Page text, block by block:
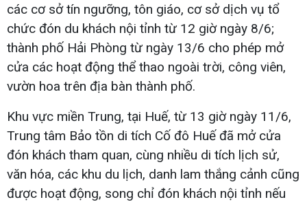
các cơ sở tín ngưỡng, tôn giáo, cơ sở dịch vụ tổ
chức đón du khách nội tỉnh từ 12 giờ ngày 8/6;
thành phố Hải Phòng từ ngày 13/6 cho phép mở
cửa các hoạt động thể thao ngoài trời, công viên,
vườn hoa trên địa bàn thành phố.
Khu vực miền Trung, tại Huế, từ 13 giờ ngày 11/6,
Trung tâm Bảo tồn di tích Cố đô Huế đã mở cửa
đón khách tham quan, cùng nhiều di tích lịch sử,
văn hóa, các khu du lịch, danh lam thắng cảnh cũng
được hoạt động, song chỉ đón khách nội tỉnh nếu